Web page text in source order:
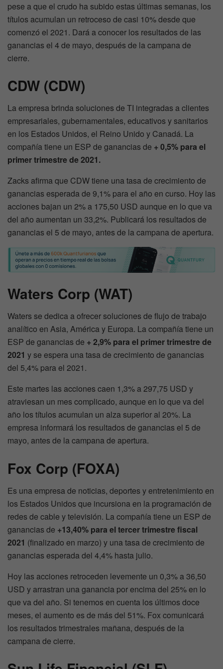
pese a que el crudo ha subido estas últimas semanas, los
títulos acumulan un retroceso de casi 10% desde que
comenzó el 2021. Dará a conocer los resultados de las
ganancias el 4 de mayo, después de la campana de
cierre.
CDW (CDW)
La empresa brinda soluciones de TI integradas a clientes
empresariales, gubernamentales, educativos y sanitarios
en los Estados Unidos, el Reino Unido y Canadá. La
compañía tiene un ESP de ganancias de + 0,5% para el
primer trimestre de 2021.
Zacks afirma que CDW tiene una tasa de crecimiento de
ganancias esperada de 9,1% para el año en curso. Hoy las
acciones bajan un 2% a 175,50 USD aunque en lo que va
del año aumentan un 33,2%. Publicará los resultados de
ganancias el 5 de mayo, antes de la campana de apertura.
Waters Corp (WAT)
Waters se dedica a ofrecer soluciones de flujo de trabajo
analítico en Asia, América y Europa. La compañía tiene un
ESP de ganancias de + 2,9% para el primer trimestre de
2021 y se espera una tasa de crecimiento de ganancias
del 5,4% para el 2021.
Este martes las acciones caen 1,3% a 297,75 USD y
atraviesan un mes complicado, aunque en lo que va del
año los títulos acumulan un alza superior al 20%. La
empresa informará los resultados de ganancias el 5 de
mayo, antes de la campana de apertura.
Fox Corp (FOXA)
Es una empresa de noticias, deportes y entretenimiento en
los Estados Unidos que incursiona en la programación de
redes de cable y televisión. La compañía tiene un ESP de
ganancias de +13,40% para el tercer trimestre fiscal
2021 (finalizado en marzo) y una tasa de crecimiento de
ganancias esperada del 4,4% hasta julio.
Hoy las acciones retroceden levemente un 0,3% a 36,50
USD y arrastran una ganancia por encima del 25% en lo
que va del año. Si tenemos en cuenta los últimos doce
meses, el aumento es de más del 51%. Fox comunicará
los resultados trimestrales mañana, después de la
campana de cierre.